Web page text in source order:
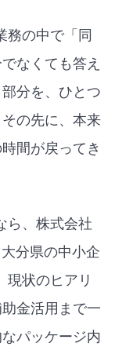
務の中で「同
なくても答え
分を、ひとつ
の先に、本来
間が戻ってき
ら、株式会社
分県の中小企
現状のヒアリ
金活用まで一
パッケージ内